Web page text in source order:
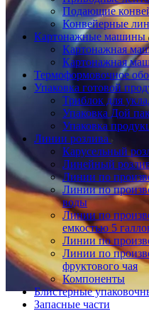
Подающие
Конвейерные
Картонажные машины
Картонажная
Картонажная
Термоформовочное
Упаковка готовой
Триблок для
Упаковка Дой
Упаковка
Линии розлива
Карусельный
Линейный
Линии по
Линии по
воды
Линии по
емкостью 5
Линии по
Линии по
фруктового чая
Компоненты
Блистерные
Запасные части